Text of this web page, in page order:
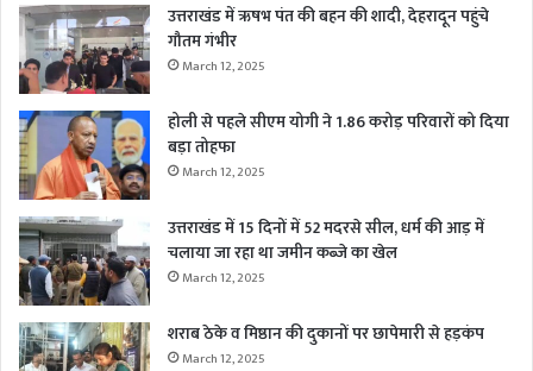
उत्तराखंड में ऋषभ पंत की बहन की शादी, देहरादून पहुंचे
गौतम गंभीर
March 12, 2025
होली से पहले सीएम योगी ने 1.86 करोड़ परिवारों को दिया
बड़ा तोहफा
March 12, 2025
उत्तराखंड में 15 दिनों में 52 मदरसे सील, धर्म की आड़ में
चलाया जा रहा था जमीन कब्जे का खेल
March 12, 2025
शराब ठेके व मिष्ठान की दुकानों पर छापेमारी से हड़कंप
March 12, 2025